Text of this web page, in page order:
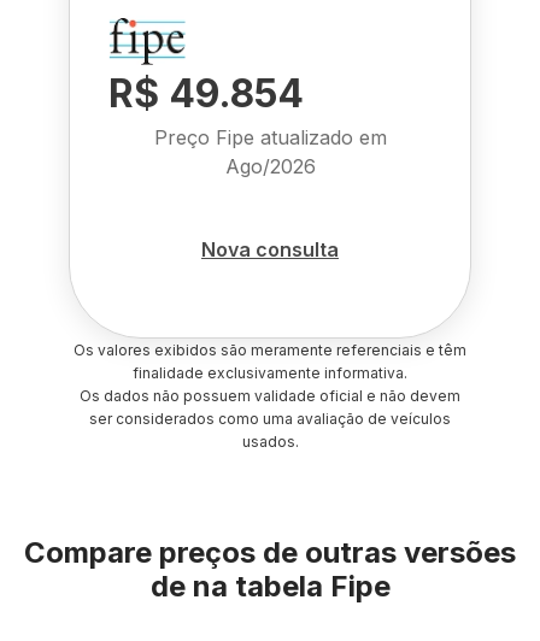
R$ 49.854
Preço Fipe atualizado em
Ago/2026
Nova consulta
Os valores exibidos são meramente referenciais e têm
finalidade exclusivamente informativa.
Os dados não possuem validade oficial e não devem
ser considerados como uma avaliação de veículos
usados.
Compare preços de outras versões
de na tabela Fipe